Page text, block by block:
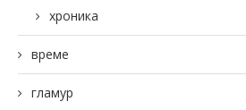
хроника
време
гламур